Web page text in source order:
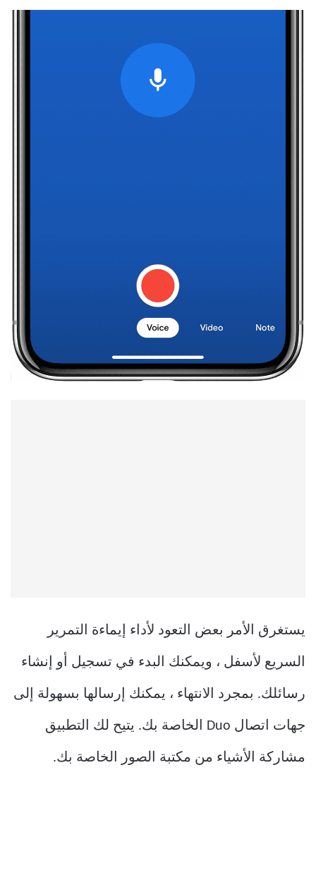
يستغرق الأمر بعض التعود لأداء إيماءة التمرير
السريع لأسفل ، ويمكنك البدء في تسجيل أو إنشاء
رسائلك. بمجرد الانتهاء ، يمكنك إرسالها بسهولة إلى
جهات اتصال Duo الخاصة بك. يتيح لك التطبيق
مشاركة الأشياء من مكتبة الصور الخاصة بك.